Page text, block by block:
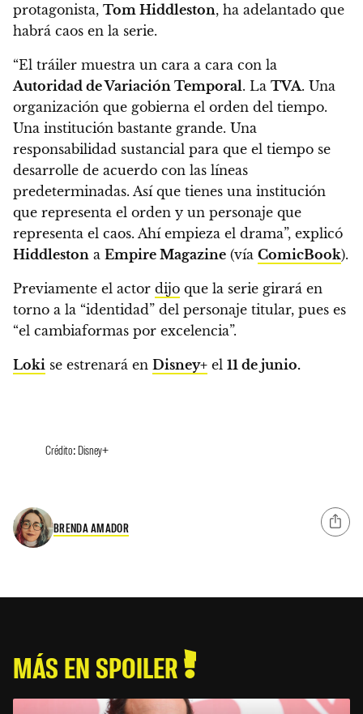
protagonista, Tom Hiddleston, ha adelantado que
habrá caos en la serie.
“El tráiler muestra un cara a cara con la
Autoridad de Variación Temporal. La TVA. Una
organización que gobierna el orden del tiempo.
Una institución bastante grande. Una
responsabilidad sustancial para que el tiempo se
desarrolle de acuerdo con las líneas
predeterminadas. Así que tienes una institución
que representa el orden y un personaje que
representa el caos. Ahí empieza el drama”, explicó
Hiddleston a Empire Magazine (vía ComicBook).
Previamente el actor dijo que la serie girará en
torno a la “identidad” del personaje titular, pues es
“el cambiaformas por excelencia”.
Loki se estrenará en Disney+ el 11 de junio.
Crédito: Disney+
BRENDA AMADOR
MÁS EN SPOILER